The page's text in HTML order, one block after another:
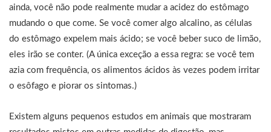
ainda, você não pode realmente mudar a acidez do estômago
mudando o que come. Se você comer algo alcalino, as células
do estômago expelem mais ácido; se você beber suco de limão,
eles irão se conter. (A única exceção a essa regra: se você tem
azia com frequência, os alimentos ácidos às vezes podem irritar
o esôfago e piorar os sintomas.)
Existem alguns pequenos estudos em animais que mostraram